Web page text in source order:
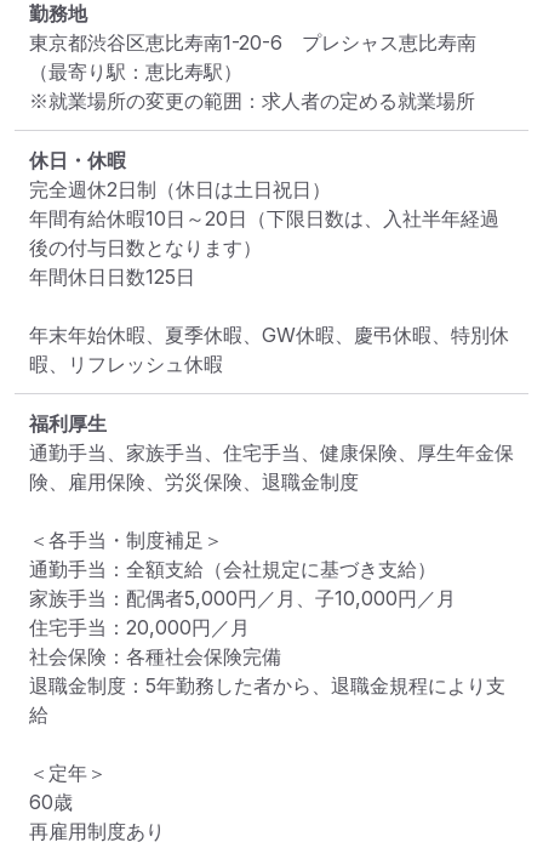
勤務地
東京都渋谷区恵比寿南1-20-6　プレシャス恵比寿南
（最寄り駅：恵比寿駅）
※就業場所の変更の範囲：求人者の定める就業場所
休日・休暇
完全週休2日制（休日は土日祝日）
年間有給休暇10日～20日（下限日数は、入社半年経過
後の付与日数となります）
年間休日日数125日
年末年始休暇、夏季休暇、GW休暇、慶弔休暇、特別休
暇、リフレッシュ休暇
福利厚生
通勤手当、家族手当、住宅手当、健康保険、厚生年金保
険、雇用保険、労災保険、退職金制度
＜各手当・制度補足＞
通勤手当：全額支給（会社規定に基づき支給）
家族手当：配偶者5,000円／月、子10,000円／月
住宅手当：20,000円／月
社会保険：各種社会保険完備
退職金制度：5年勤務した者から、退職金規程により支
給
＜定年＞
60歳
再雇用制度あり